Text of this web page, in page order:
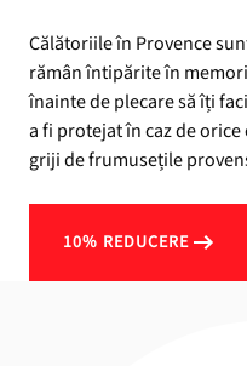
Călătoriile în Provence
rămân întipărite în
înainte de plecare să îți
a fi protejat în caz de
griji de frumusețile
10% REDUCERE